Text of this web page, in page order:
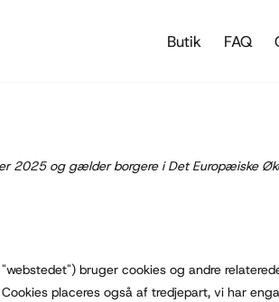
Butik FAQ
2025 og gælder borgere i Det Europæiske
bruger cookies og andre
placeres også af tredjepart, vi har